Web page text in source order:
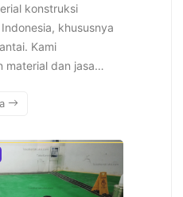
konstruksi
khususnya
Kami
material dan jasa…